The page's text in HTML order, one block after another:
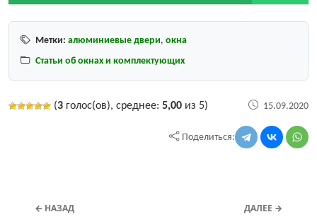
Метки: алюминиевые двери, окна
Статьи об окнах и комплектующих
(3 голос(ов), среднее: 5,00 из 5) 15.09.2020
Поделиться:
← НАЗАД ДАЛЕЕ →